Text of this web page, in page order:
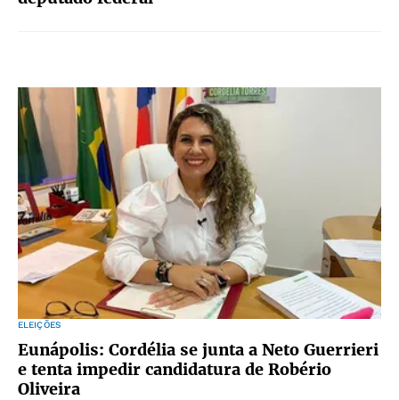
ELEIÇÕES
Eunápolis: Cordélia se junta a Neto Guerrieri
e tenta impedir candidatura de Robério
Oliveira